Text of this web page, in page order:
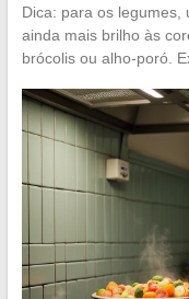
Dica: para os legumes,
ainda mais brilho às
brócolis ou alho-poró.